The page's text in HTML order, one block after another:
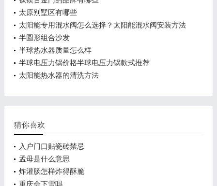
太原别墅区有哪些
太阳能专用混水阀怎么选择？太阳能混水阀安装方法
介绍
半圆形组合沙发
半球热水器质量怎么样
半球电压力锅价格半球电压力锅款式推荐
太阳能热水器的清洗方法
猜你喜欢
入户门口贴瓷砖禁忌
孟母是什么意思
炸灌肠怎样炸得酥脆
重庆会下雪吗